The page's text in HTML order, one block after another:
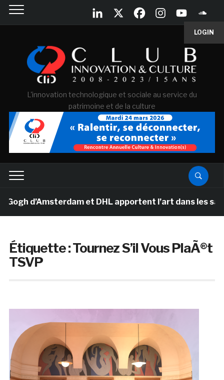
LOGIN
L'innovation technologique et sociale au service du
patrimoine et de la culture
d’Amsterdam et DHL apportent l’art dans les salles
Étiquette :Tournez S’il Vous PlaÃ®t
TSVP